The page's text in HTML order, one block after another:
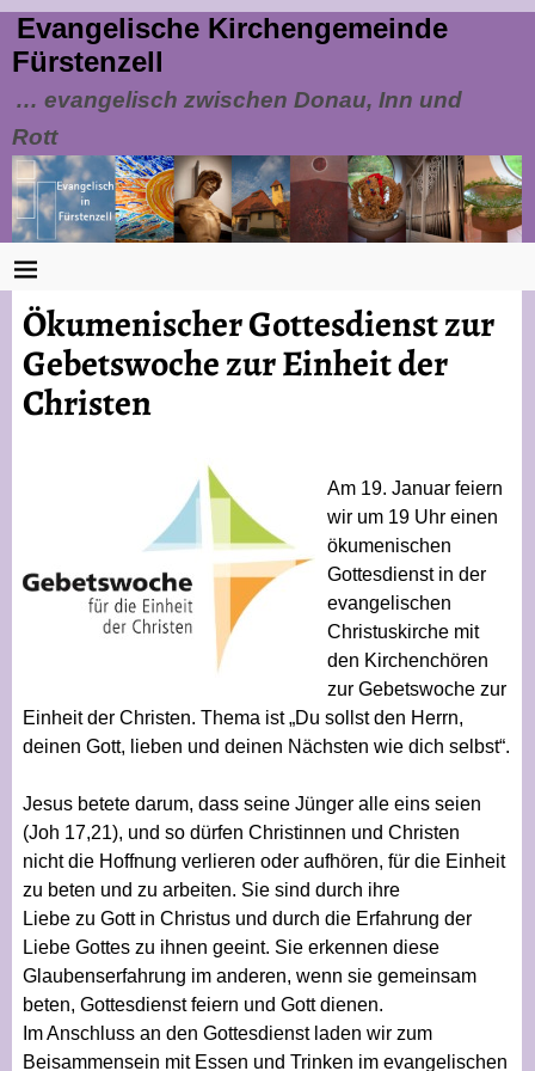
Evangelische Kirchengemeinde
Fürstenzell
… evangelisch zwischen Donau, Inn und
Rott
Ökumenischer Gottesdienst zur
Gebetswoche zur Einheit der
Christen
Am 19. Januar feiern
wir um 19 Uhr einen
ökumenischen
Gottesdienst in der
evangelischen
Christuskirche mit
den Kirchenchören
zur Gebetswoche zur
Einheit der Christen. Thema ist „Du sollst den Herrn,
deinen Gott, lieben und deinen Nächsten wie dich selbst“.
Jesus betete darum, dass seine Jünger alle eins seien
(Joh 17,21), und so dürfen Christinnen und Christen
nicht die Hoffnung verlieren oder aufhören, für die Einheit
zu beten und zu arbeiten. Sie sind durch ihre
Liebe zu Gott in Christus und durch die Erfahrung der
Liebe Gottes zu ihnen geeint. Sie erkennen diese
Glaubenserfahrung im anderen, wenn sie gemeinsam
beten, Gottesdienst feiern und Gott dienen.
Im Anschluss an den Gottesdienst laden wir zum
Beisammensein mit Essen und Trinken im evangelischen